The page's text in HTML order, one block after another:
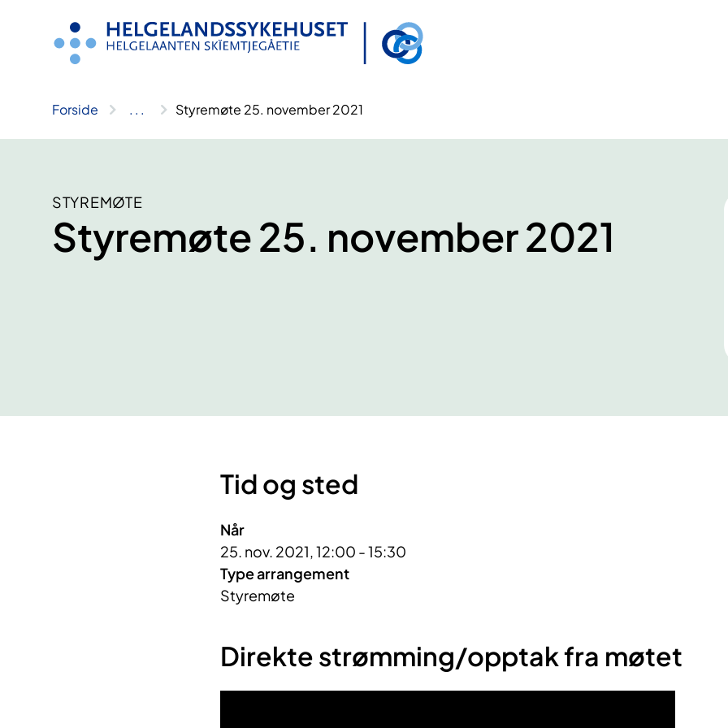
Forside .. . Styremøte 25. november 2021
STYREMØTE
Styremøte 25. november 2021
Tid og sted
Når
25. nov. 2021, 12:00 - 15:30
Type arrangement
Styremøte
Direkte strømming/opptak fra møtet